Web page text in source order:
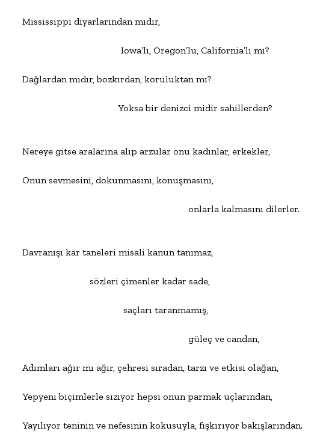
Mississippi diyarlarından mıdır,
                                         Iowa’lı, Oregon’lu, California’lı mı?
Dağlardan mıdır, bozkırdan, koruluktan mı?
                                        Yoksa bir denizci midir sahillerden?
Nereye gitse aralarına alıp arzular onu kadınlar, erkekler,
Onun sevmesini, dokunmasını, konuşmasını,
                                                                     onlarla kalmasını dilerler.
Davranışı kar taneleri misali kanun tanımaz,
                            sözleri çimenler kadar sade,
                                          saçları taranmamış,
                                                                     güleç ve candan,
Adımları ağır mı ağır, çehresi sıradan, tarzı ve etkisi olağan,
Yepyeni biçimlerle sızıyor hepsi onun parmak uçlarından,
Yayılıyor teninin ve nefesinin kokusuyla, fışkırıyor bakışlarından.